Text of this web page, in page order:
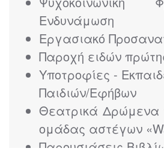
Ενδυνάμωση
Εργασιακό
Παροχή ειδών
Υποτροφίες -
Παιδιών/Εφήβων
Θεατρικά Δρώμενα
ομάδας αστέγων
Παρουσιάσεις